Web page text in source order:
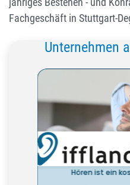
Fachgeschäft in Stuttgart-
Unternehmen